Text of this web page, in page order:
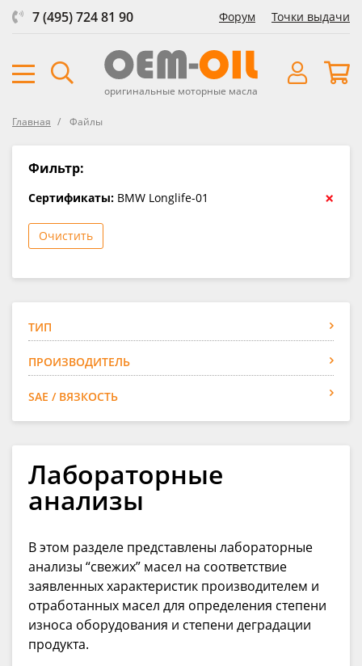
7 (495) 724 81 90 Форум Точки выдачи
оригинальные моторные масла
Главная Файлы
Фильтр:
Сертификаты: BMW Longlife-01 ×
Очистить
ТИП
ПРОИЗВОДИТЕЛЬ
SAE / ВЯЗКОСТЬ
Лабораторные
анализы
В этом разделе представлены лабораторные
анализы “cвежих” масел на соответствие
заявленных характеристик производителем и
отработанных масел для определения степени
износа оборудования и степени деградации
продукта.